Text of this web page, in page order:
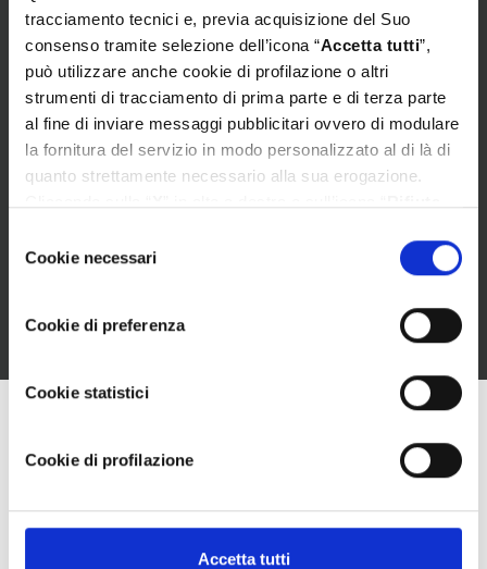
tracciamento tecnici e, previa acquisizione del Suo
consenso tramite selezione dell’icona “Accetta tutti”,
può utilizzare anche cookie di profilazione o altri
strumenti di tracciamento di prima parte e di terza parte
al fine di inviare messaggi pubblicitari ovvero di modulare
la fornitura del servizio in modo personalizzato al di là di
quanto strettamente necessario alla sua erogazione.
cookie diversi da quelli tecnici. Se invece vuole
personalizzare le Sue scelte può selezionare i cookie
diversi da quelli tecnici e successivamente cliccare su
“Accetta selezionati”. Ulteriori informazioni sono
delCookie necessari
Cookie di preferenza
Cookie statistici
Cookie di profilazione
Accetta tutti
Assessment by
WeAreProject